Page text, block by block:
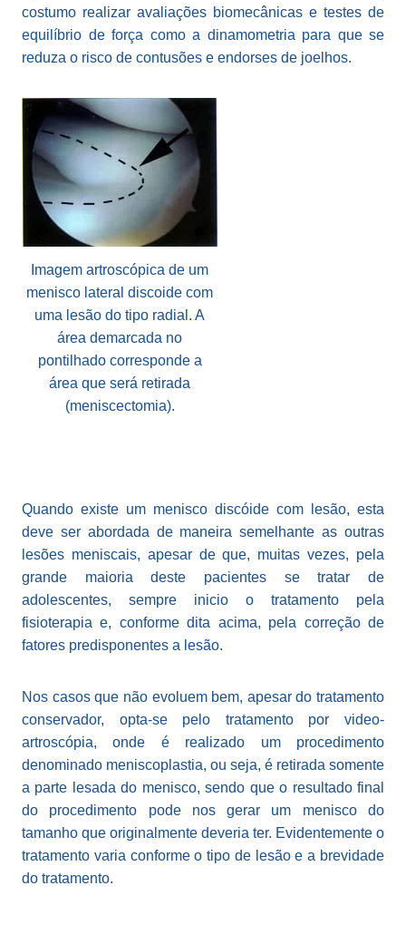
costumo realizar avaliações biomecânicas e testes de
equilíbrio de força como a dinamometria para que se
reduza o risco de contusões e endorses de joelhos.
Imagem artroscópica de um
menisco lateral discoide com
uma lesão do tipo radial. A
área demarcada no
pontilhado corresponde a
área que será retirada
(meniscectomia).
Quando existe um menisco discóide com lesão, esta
deve ser abordada de maneira semelhante as outras
lesões meniscais, apesar de que, muitas vezes, pela
grande maioria deste pacientes se tratar de
adolescentes, sempre inicio o tratamento pela
fisioterapia e, conforme dita acima, pela correção de
fatores predisponentes a lesão.
Nos casos que não evoluem bem, apesar do tratamento
conservador, opta-se pelo tratamento por video-
artroscópia, onde é realizado um procedimento
denominado meniscoplastia, ou seja, é retirada somente
a parte lesada do menisco, sendo que o resultado final
do procedimento pode nos gerar um menisco do
tamanho que originalmente deveria ter. Evidentemente o
tratamento varia conforme o tipo de lesão e a brevidade
do tratamento.